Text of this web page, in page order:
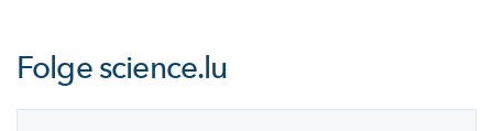
Folgescience.lu